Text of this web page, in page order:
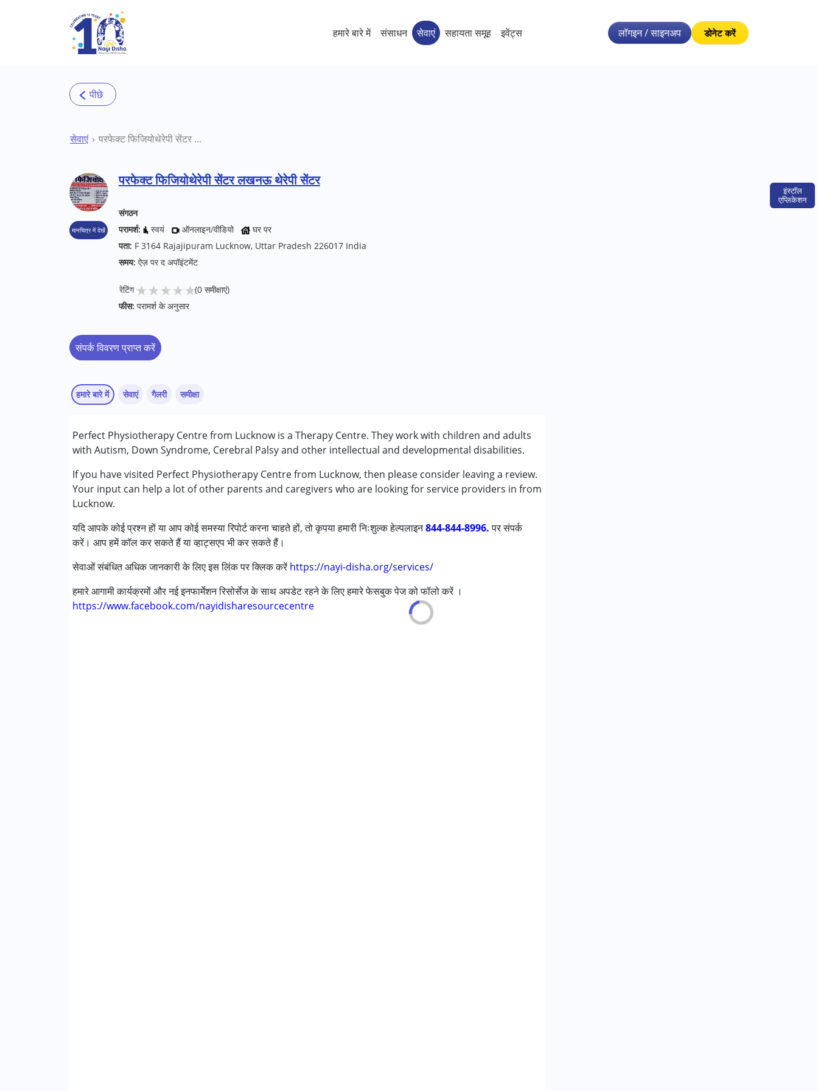
Skip to main content
इंस्टॉल
एप्लिकेशन
हमारे बारे में संसाधन सेवाएं सहायता समूह इवेंट्स लॉगइन / साइनअप डोनेट करें
सेवाएं परफेक्ट फिजियोथेरेपी सेंटर लखनऊ थेरेपी सेंटर
मानचित्र में देखें
परफेक्ट फिजियोथेरेपी सेंटर लखनऊ थेरेपी सेंटर
संगठन
परामर्श:
स्वयं ऑनलाइन/वीडियो
घर पर
पता: F 3164 Rajajipuram Lucknow, Uttar Pradesh 226017 India
समय: ऐज़ पर द अपॉइंटमेंट
रेटिंग ★★★★★(0 समीक्षाएं)
फीस: परामर्श के अनुसार
संपर्क विवरण प्राप्त करें
हमारे बारे में
Perfect Physiotherapy Centre from Lucknow is a Therapy Centre. They work with children and adults
with Autism, Down Syndrome, Cerebral Palsy and other intellectual and developmental disabilities.
If you have visited Perfect Physiotherapy Centre from Lucknow, then please consider leaving a review.
Your input can help a lot of other parents and caregivers who are looking for service providers in from
Lucknow.
यदि आपके कोई प्रश्न हों या आप कोई समस्या रिपोर्ट करना चाहते हों, तो कृपया हमारी निःशुल्क हेल्पलाइन844-844-8996.पर संपर्क
करें। आप हमें कॉल कर सकते हैं या व्हाट्सएप भी कर सकते हैं।
सेवाओं संबंधित अधिक जानकारी के लिए इस लिंक पर क्लिक करें https://nayi-disha.org/services/
हमारे आगामी कार्यक्रमों और नई इनफार्मेशन रिसोर्सेज के साथ अपडेट रहने के लिए हमारे फेसबुक पेज को फॉलो करें ।
https://www.facebook.com/nayidisharesourcecentre
सेवाएं
फिजियोथेरेपी
निम्नलिखित विकलांगता संबंधित सेवाएं उपलब्ध :
अटेंशन डेफिसिट (हाइपरएक्टिविटी) डिसऑर्डर (एडीडी/एडीएचडी)
ऑटिज्म स्पेक्ट्रम डिसऑर्डर (ए एस डी )
लर्निंग डिसेबिलिटीज़ (एलडी)
मल्टिपल डिसेबिलिटीज़ (एमडी)
आयु वर्ग :0 - 5 years ,6 - 12 years ,13 - 17 years ,above 18 years
Facilities :
गैलरी समीक्षा